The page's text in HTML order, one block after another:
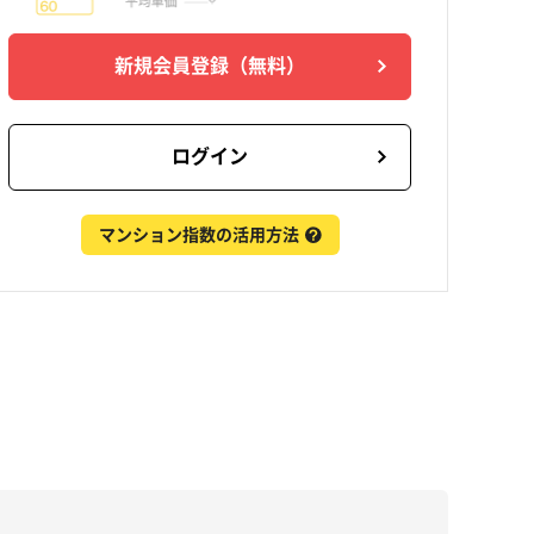
新規会員登録 （無料）
ログイン
マンション指数の活用方法